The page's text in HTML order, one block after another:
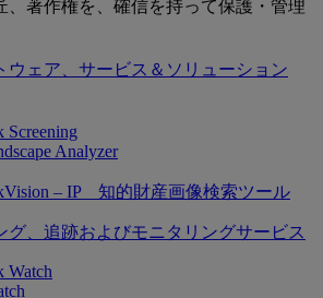
、著作権を、確信を持って保護・管理
ウェア、サービス＆ソリューション
Screening
Analyzer
– IP 知的財産画像検索ツール
グ、追跡およびモニタリングサービス
Watch